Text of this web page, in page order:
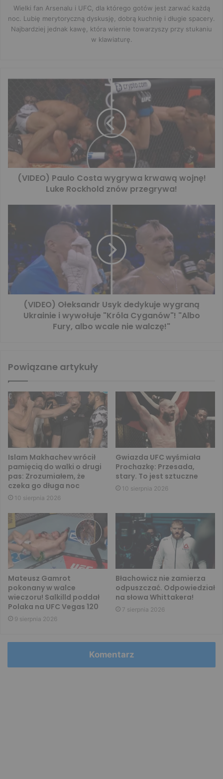
Wielki fan Arsenalu i UFC, dla którego gotów jest zarwać każdą
noc. Lubię merytoryczną dyskusję, dobrą kuchnię i długie spacery.
Najbardziej jednak kawę, która wiernie towarzyszy przy stukaniu
w klawiaturę.
(VIDEO) Paulo Costa wygrywa krwawą wojnę!
Luke Rockhold znów przegrywa!
(VIDEO) Ołeksandr Usyk dedykuje wygraną
Ukrainie i wywołuje "Króla Cyganów"! "Albo
Fury, albo wcale nie walczę!"
Powiązane artykuły
Islam Makhachev wrócił
pamięcią do walki o drugi
pas: Zrozumiałem, że
czeka go długa noc
10 sierpnia 2026
Gwiazda UFC wyśmiała
Prochazkę: Przesada,
stary. To jest sztuczne
10 sierpnia 2026
Mateusz Gamrot
pokonany w walce
wieczoru! Salkilld poddał
Polaka na UFC Vegas 120
9 sierpnia 2026
Błachowicz nie zamierza
odpuszczać. Odpowiedział
na słowa Whittakera!
7 sierpnia 2026
Komentarz